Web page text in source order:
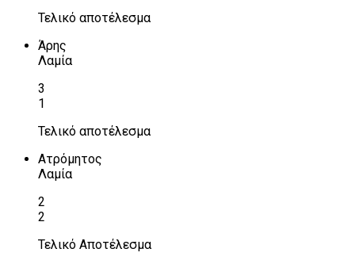
Τελικό αποτέλεσμα
Άρης
Λαμία
3
1
Τελικό αποτέλεσμα
Ατρόμητος
Λαμία
2
2
Τελικό Αποτέλεσμα